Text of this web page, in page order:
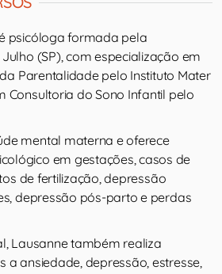
psicóloga formada pela
(SP), com especialização em
Parentalidade pelo Instituto Mater
Consultoria do Sono Infantil pelo
mental materna e oferece
em gestações, casos de
de fertilização, depressão
depressão pós-parto e perdas
Lausanne também realiza
a ansiedade, depressão, estresse,